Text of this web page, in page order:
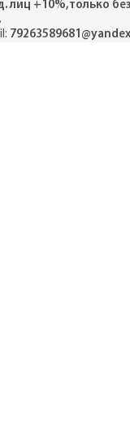
лиц +10%,только